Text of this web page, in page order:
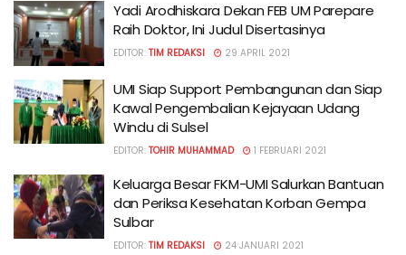
Yadi Arodhiskara Dekan FEB UM Parepare
Raih Doktor, Ini Judul Disertasinya
EDITOR: TIM REDAKSI 29 APRIL 2021
UMI Siap Support Pembangunan dan Siap
Kawal Pengembalian Kejayaan Udang
Windu di Sulsel
EDITOR: TOHIR MUHAMMAD 1 FEBRUARI 2021
Keluarga Besar FKM-UMI Salurkan Bantuan
dan Periksa Kesehatan Korban Gempa
Sulbar
EDITOR: TIM REDAKSI 24 JANUARI 2021